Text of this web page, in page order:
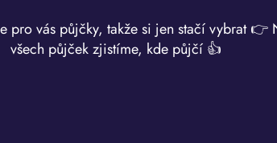
pro vás půjčky, takže si jen stačí vybrat
všech půjček zjistíme, kde půjčí 👍